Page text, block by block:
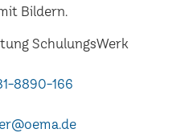
SchulungsWerk
8890-166